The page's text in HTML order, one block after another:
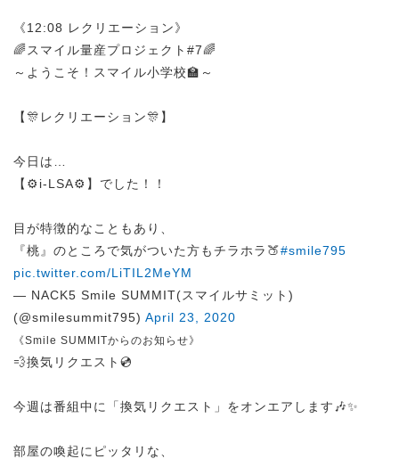
《12:08 レクリエーション》
🌈スマイル量産プロジェクト#7🌈
～ようこそ！スマイル小学校🏫～
【🎊レクリエーション🎊】
今日は…
【⚙️i-LSA⚙️】でした！！
目が特徴的なこともあり、
『桃』のところで気がついた方もチラホラ🍑#smile795
pic.twitter.com/LiTIL2MeYM
— NACK5 Smile SUMMIT(スマイルサミット)
(@smilesummit795) April 23, 2020
《Smile SUMMITからのお知らせ》
💨換気リクエスト💿
今週は番組中に「換気リクエスト」をオンエアします🎶✨
部屋の喚起にピッタリな、